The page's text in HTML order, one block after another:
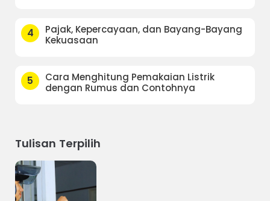
4
Pajak, Kepercayaan, dan Bayang-Bayang
Kekuasaan
5
Cara Menghitung Pemakaian Listrik
dengan Rumus dan Contohnya
Tulisan Terpilih